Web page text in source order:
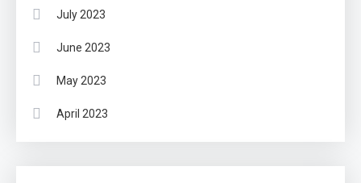
July 2023
June 2023
May 2023
April 2023